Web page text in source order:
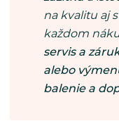
na kvalitu aj
každom
servis a
alebo
balenie a